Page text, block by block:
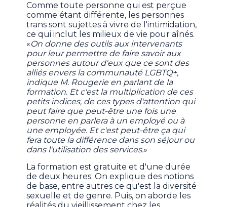
Comme toute personne qui est perçue
comme étant différente, les personnes
trans sont sujettes à vivre de l'intimidation,
ce qui inclut les milieux de vie pour aînés.
«On donne des outils aux intervenants
pour leur permettre de faire savoir aux
personnes autour d'eux que ce sont des
alliés envers la communauté LGBTQ+,
indique M. Rougerie en parlant de la
formation. Et c'est la multiplication de ces
petits indices, de ces types d'attention qui
peut faire que peut-être une fois une
personne en parlera à un employé ou à
une employée. Et c'est peut-être ça qui
fera toute la différence dans son séjour ou
dans l'utilisation des services.»
La formation est gratuite et d'une durée
de deux heures. On explique des notions
de base, entre autres ce qu'est la diversité
sexuelle et de genre. Puis, on aborde les